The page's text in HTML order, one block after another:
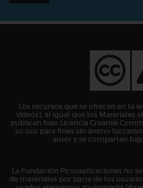
Los recursos que se ofrecen en la
vídeos), al igual que los Materiales
publican bajo Licencia Creative
su uso para fines sin ánimo
autor y se compartan
La Fundación Pictoaplicaciones no
de materiales por parte de los